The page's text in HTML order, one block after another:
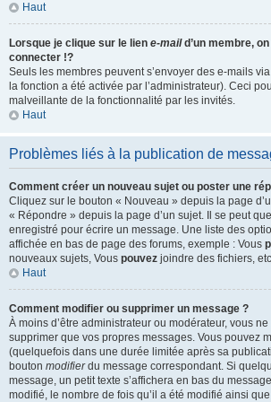
Haut
Lorsque je clique sur le lien e-maild’un membre,
connecter !?
Seuls les membres peuvent s’envoyer des e-mails
la fonction a été activée par l’administrateur). Ceci
malveillante de la fonctionnalité par les invités.
Haut
Problèmes liés à la publication de
Comment créer un nouveau sujet ou poster une
Cliquez sur le bouton « Nouveau » depuis la page
« Répondre » depuis la page d’un sujet. Il se peut
enregistré pour écrire un message. Une liste des
affichée en bas de page des forums, exemple : Vous
nouveaux sujets, Vous pouvez joindre des fichiers,
Haut
Comment modifier ou supprimer un message ?
À moins d’être administrateur ou modérateur, vous
supprimer que vos propres messages. Vous pouvez
(quelquefois dans une durée limitée après sa
bouton modifierdu message correspondant. Si
message, un petit texte s’affichera en bas du
modifié, le nombre de fois qu’il a été modifié ainsi